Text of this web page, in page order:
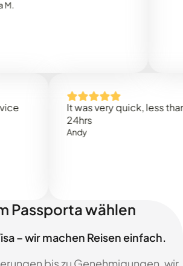
It was very quick, less than
Passporta wählen
– wir machen Reisen einfach.